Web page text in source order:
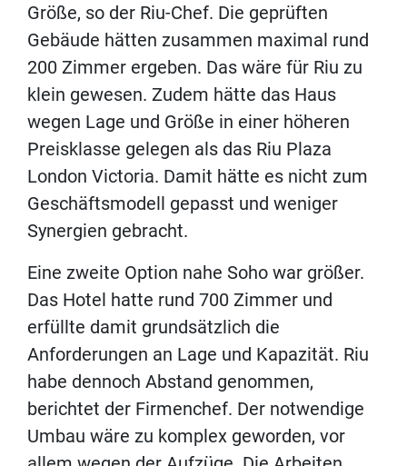
Größe, so der Riu-Chef. Die geprüften
Gebäude hätten zusammen maximal rund
200 Zimmer ergeben. Das wäre für Riu zu
klein gewesen. Zudem hätte das Haus
wegen Lage und Größe in einer höheren
Preisklasse gelegen als das Riu Plaza
London Victoria. Damit hätte es nicht zum
Geschäftsmodell gepasst und weniger
Synergien gebracht.
Eine zweite Option nahe Soho war größer.
Das Hotel hatte rund 700 Zimmer und
erfüllte damit grundsätzlich die
Anforderungen an Lage und Kapazität. Riu
habe dennoch Abstand genommen,
berichtet der Firmenchef. Der notwendige
Umbau wäre zu komplex geworden, vor